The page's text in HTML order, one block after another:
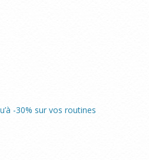
-30% sur vos routines